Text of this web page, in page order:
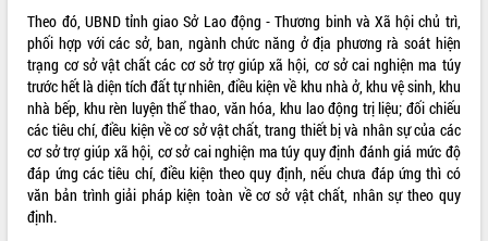
THÔNG TIN CHỈ ĐẠO ĐIỀU HÀNH
HỆ THỐNG VĂN BẢN
VĂN BẢN HĐND TỈNH
ĐIỂM TIN VĂN BẢN
QUY HOẠCH - KẾ HOẠCH
Theo đó, UBND tỉnh giao Sở Lao động - Thương binh và Xã hội chủ trì,
phối hợp với các sở, ban, ngành chức năng ở địa phương rà soát hiện
trạng cơ sở vật chất các cơ sở trợ giúp xã hội, cơ sở cai nghiện ma túy
trước hết là diện tích đất tự nhiên, điều kiện về khu nhà ở, khu vệ sinh, khu
nhà bếp, khu rèn luyện thể thao, văn hóa, khu lao động trị liệu; đối chiếu
các tiêu chí, điều kiện về cơ sở vật chất, trang thiết bị và nhân sự của các
cơ sở trợ giúp xã hội, cơ sở cai nghiện ma túy quy định đánh giá mức độ
đáp ứng các tiêu chí, điều kiện theo quy định, nếu chưa đáp ứng thì có
văn bản trình giải pháp kiện toàn về cơ sở vật chất, nhân sự theo quy
định.